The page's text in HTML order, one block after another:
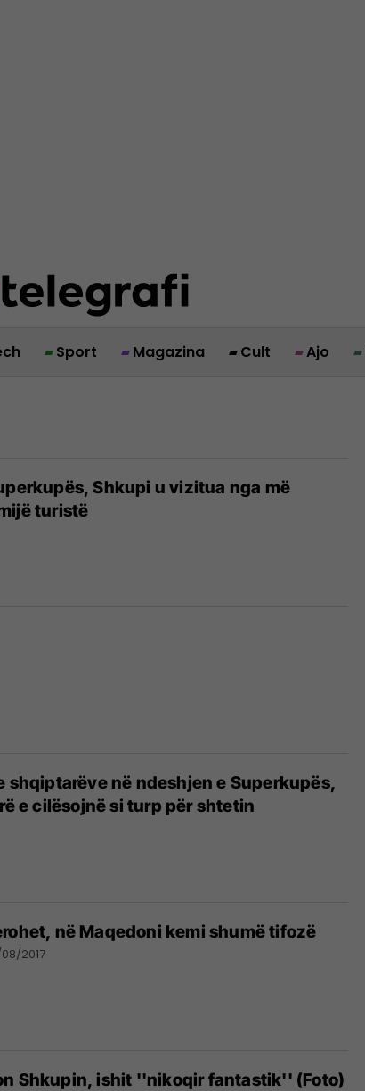
Sport Magazina Cult Ajo
Shkupi u vizitua nga më
turistë
shqiptarëve në ndeshjen e Superkupës,
e cilësojnë si turp për shtetin
në Maqedoni kemi shumë tifozë
2017
Shkupin, ishit ''nikoqir fantastik'' (Foto)